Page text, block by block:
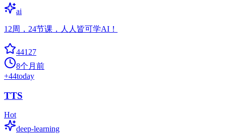
ai
12周，24节课，人人皆可学AI！
44127
8个月前
+44today
TTS
Hot
deep-learning